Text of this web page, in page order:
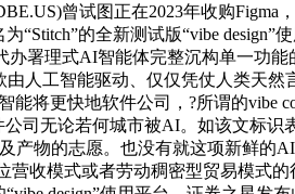
曾试图正在2023年收购Figma
的全新测试版“vibe design”使
署理式AI智能体完整沉构单一功能
人工智能驱动、仅仅凭仗人类天然
将更快地软件公司，?所谓的vibe
司无论若何城市被AI。如该文标识
产物的志愿。也没有就这项新鲜的
营收模式或者劳动稠密型贸易模式